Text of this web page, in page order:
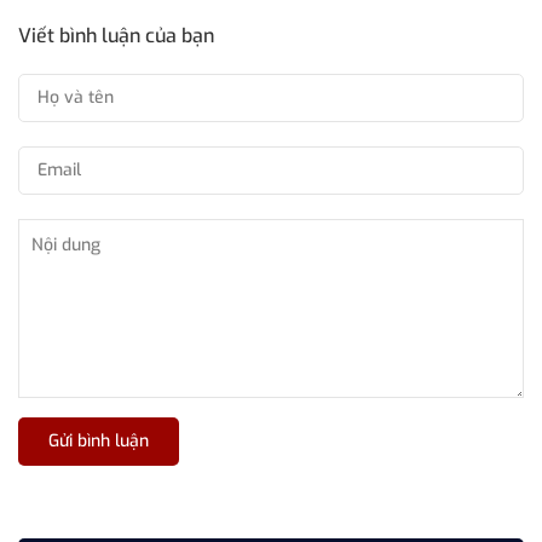
Viết bình luận của bạn
Gửi bình luận